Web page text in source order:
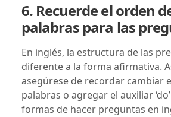
6. Recuerde el orden
palabras para las
En inglés, la estructura de las
diferente a la forma afirmativa.
asegúrese de recordar cambiar
palabras o agregar el auxiliar
formas de hacer preguntas en